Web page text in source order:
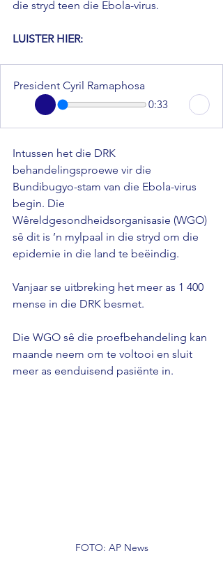
die stryd teen die Ebola-virus.
LUISTER HIER:
President Cyril Ramaphosa
0:33
Intussen het die DRK
behandelingsproewe vir die
Bundibugyo-stam van die Ebola-virus
begin. Die
Wêreldgesondheidsorganisasie (WGO)
sê dit is ’n mylpaal in die stryd om die
epidemie in die land te beëindig.
Vanjaar se uitbreking het meer as 1 400
mense in die DRK besmet.
Die WGO sê die proefbehandeling kan
maande neem om te voltooi en sluit
meer as eenduisend pasiënte in.
FOTO: AP News